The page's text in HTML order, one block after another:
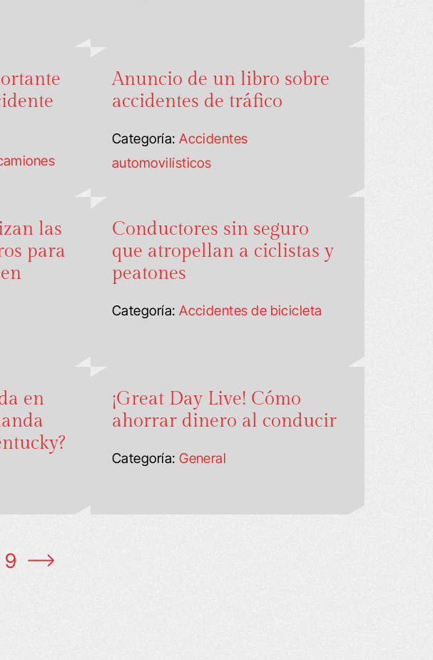
Anuncio de un libro sobre
accidentes de tráfico
Categoría:Accidentes
automovilísticos
las
para
Conductores sin seguro
que atropellan a ciclistas y
peatones
Categoría:Accidentes de bicicleta
en
¡Great Day Live! Cómo
ahorrar dinero al conducir
Categoría:General
9